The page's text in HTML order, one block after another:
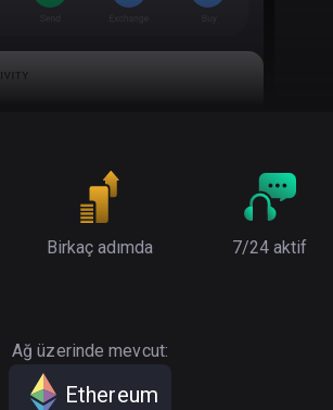
Birkaç adımda 7/24 aktif
Ağ üzerinde mevcut:
Ethereum